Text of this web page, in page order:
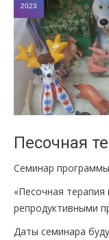
2023
Песочная
Семинар
«Песочная
репродуктивными
Даты семинара